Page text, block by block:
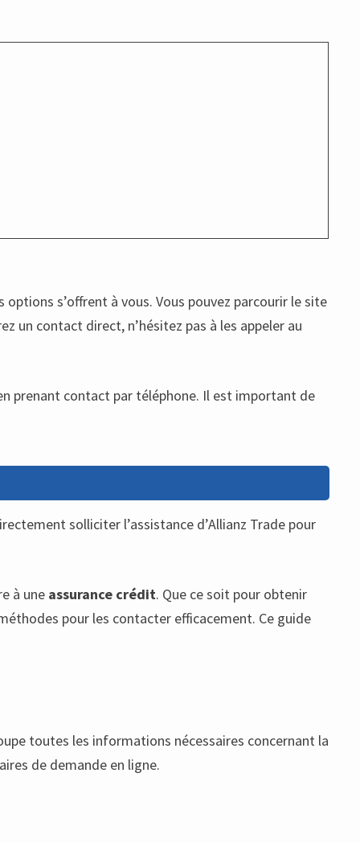
options s’offrent à vous. Vous pouvez parcourir le site
un contact direct, n’hésitez pas à les appeler au
prenant contact par téléphone. Il est important de
solliciter l’assistance d’Allianz Trade pour
à une assurance crédit. Que ce soit pour obtenir
pour les contacter efficacement. Ce guide
toutes les informations nécessaires concernant la
de demande en ligne.